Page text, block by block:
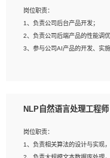
5、善于沟通，具有团队意识；
岗位职责：
1、负责公司后台产品开发；
2、负责公司后端产品的性能调优
3、参与公司AI产品的开发、实
验的更佳；
3、熟悉数据库开发，熟悉
4、熟悉Python Wed框架（
NLP自然语言处理工程师
岗位职责：
1、负责相关算法的设计与实现